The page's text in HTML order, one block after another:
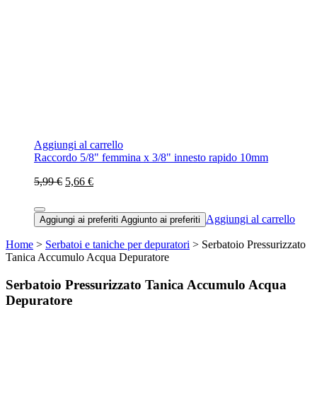
Aggiungi al carrello
Raccordo 5/8" femmina x 3/8" innesto rapido 10mm
5,99 € 5,66 €
Aggiungi ai preferiti Aggiunto ai preferiti Aggiungi al carrello
Home > Serbatoi e taniche per depuratori > Serbatoio Pressurizzato
Tanica Accumulo Acqua Depuratore
Serbatoio Pressurizzato Tanica Accumulo Acqua
Depuratore